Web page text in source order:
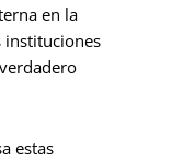
en la
instituciones
estas